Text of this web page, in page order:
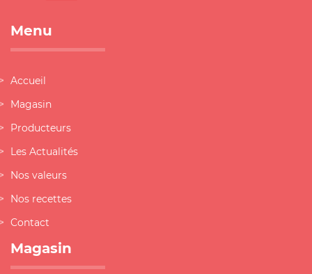
Menu
Accueil
Magasin
Producteurs
Les Actualités
Nos valeurs
Nos recettes
Contact
Magasin